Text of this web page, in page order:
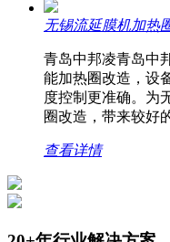
无锡流延膜机加热
青岛中邦凌青岛中
能加热圈改造，设
度控制更准确。为
圈改造，带来较好
查看详情